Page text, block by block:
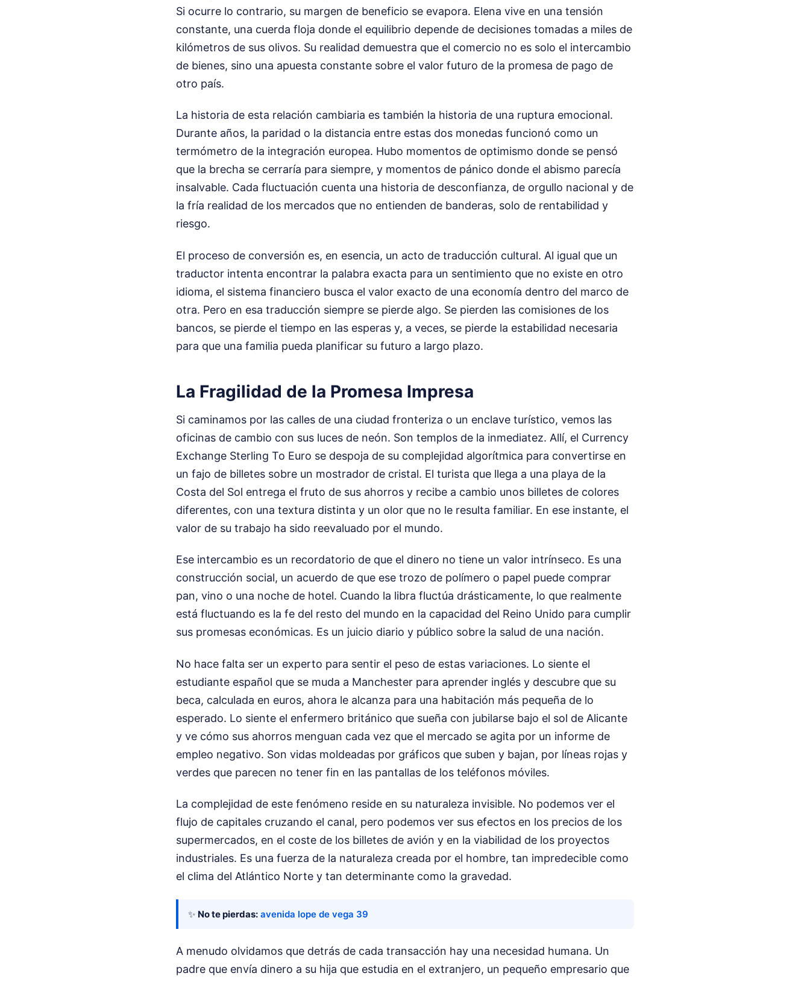
Si ocurre lo contrario, su margen de beneficio se evapora. Elena vive en una tensión
constante, una cuerda floja donde el equilibrio depende de decisiones tomadas a miles de
kilómetros de sus olivos. Su realidad demuestra que el comercio no es solo el intercambio
de bienes, sino una apuesta constante sobre el valor futuro de la promesa de pago de
otro país.
La historia de esta relación cambiaria es también la historia de una ruptura emocional.
Durante años, la paridad o la distancia entre estas dos monedas funcionó como un
termómetro de la integración europea. Hubo momentos de optimismo donde se pensó
que la brecha se cerraría para siempre, y momentos de pánico donde el abismo parecía
insalvable. Cada fluctuación cuenta una historia de desconfianza, de orgullo nacional y de
la fría realidad de los mercados que no entienden de banderas, solo de rentabilidad y
riesgo.
El proceso de conversión es, en esencia, un acto de traducción cultural. Al igual que un
traductor intenta encontrar la palabra exacta para un sentimiento que no existe en otro
idioma, el sistema financiero busca el valor exacto de una economía dentro del marco de
otra. Pero en esa traducción siempre se pierde algo. Se pierden las comisiones de los
bancos, se pierde el tiempo en las esperas y, a veces, se pierde la estabilidad necesaria
para que una familia pueda planificar su futuro a largo plazo.
La Fragilidad de la Promesa Impresa
Si caminamos por las calles de una ciudad fronteriza o un enclave turístico, vemos las
oficinas de cambio con sus luces de neón. Son templos de la inmediatez. Allí, el Currency
Exchange Sterling To Euro se despoja de su complejidad algorítmica para convertirse en
un fajo de billetes sobre un mostrador de cristal. El turista que llega a una playa de la
Costa del Sol entrega el fruto de sus ahorros y recibe a cambio unos billetes de colores
diferentes, con una textura distinta y un olor que no le resulta familiar. En ese instante, el
valor de su trabajo ha sido reevaluado por el mundo.
Ese intercambio es un recordatorio de que el dinero no tiene un valor intrínseco. Es una
construcción social, un acuerdo de que ese trozo de polímero o papel puede comprar
pan, vino o una noche de hotel. Cuando la libra fluctúa drásticamente, lo que realmente
está fluctuando es la fe del resto del mundo en la capacidad del Reino Unido para cumplir
sus promesas económicas. Es un juicio diario y público sobre la salud de una nación.
No hace falta ser un experto para sentir el peso de estas variaciones. Lo siente el
estudiante español que se muda a Manchester para aprender inglés y descubre que su
beca, calculada en euros, ahora le alcanza para una habitación más pequeña de lo
esperado. Lo siente el enfermero británico que sueña con jubilarse bajo el sol de Alicante
y ve cómo sus ahorros menguan cada vez que el mercado se agita por un informe de
empleo negativo. Son vidas moldeadas por gráficos que suben y bajan, por líneas rojas y
verdes que parecen no tener fin en las pantallas de los teléfonos móviles.
La complejidad de este fenómeno reside en su naturaleza invisible. No podemos ver el
flujo de capitales cruzando el canal, pero podemos ver sus efectos en los precios de los
supermercados, en el coste de los billetes de avión y en la viabilidad de los proyectos
industriales. Es una fuerza de la naturaleza creada por el hombre, tan impredecible como
el clima del Atlántico Norte y tan determinante como la gravedad.
✨ No te pierdas: avenida lope de vega 39
A menudo olvidamos que detrás de cada transacción hay una necesidad humana. Un
padre que envía dinero a su hija que estudia en el extranjero, un pequeño empresario que